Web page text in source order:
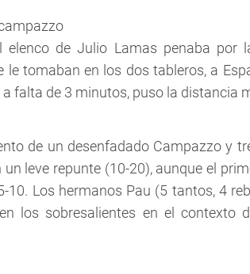
elenco de Julio Lamas penaba por
le tomaban en los dos tableros, a
a falta de 3 minutos, puso la distancia
de un desenfadado Campazzo y
leve repunte (10-20), aunque el
10. Los hermanos Pau (5 tantos, 4
los sobresalientes en el contexto